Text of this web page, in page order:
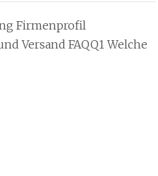
Firmenprofil
Versand FAQQ1 Welche